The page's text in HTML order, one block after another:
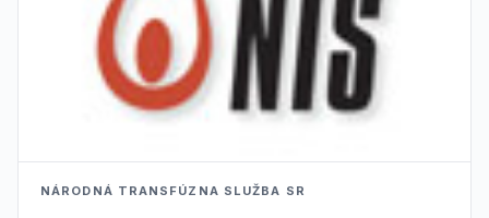
NÁRODNÁ TRANSFÚZNA SLUŽBA SR